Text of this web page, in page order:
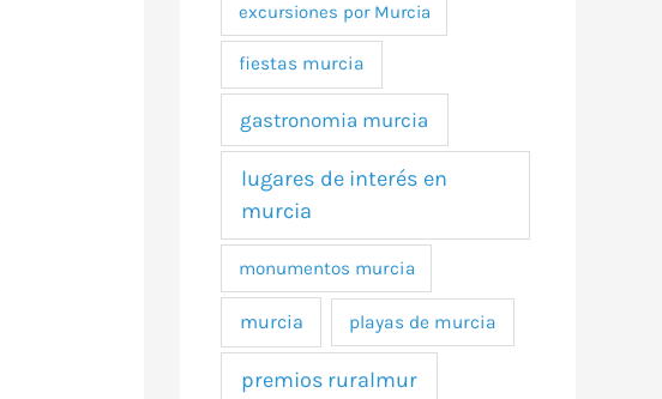
excursiones por Murcia
fiestas murcia
gastronomia murcia
lugares de interés en
murcia
monumentos murcia
murcia playas de murcia
premios ruralmur